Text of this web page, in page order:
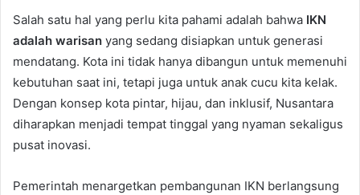
Salah satu hal yang perlu kita pahami adalah bahwa IKN
adalah warisan yang sedang disiapkan untuk generasi
mendatang. Kota ini tidak hanya dibangun untuk memenuhi
kebutuhan saat ini, tetapi juga untuk anak cucu kita kelak.
Dengan konsep kota pintar, hijau, dan inklusif, Nusantara
diharapkan menjadi tempat tinggal yang nyaman sekaligus
pusat inovasi.
Pemerintah menargetkan pembangunan IKN berlangsung